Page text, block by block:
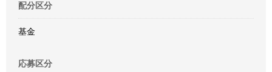
配分区分
基金
応募区分